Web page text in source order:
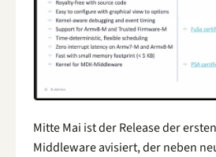
Mitte Mai ist der Release der
Middleware avisiert, der neben